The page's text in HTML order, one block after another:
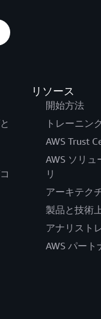
リソース
開始方法
トレーニン
AWS Trust
AWS ソリュ
リ
アーキテク
製品と技術
アナリスト
AWS パート